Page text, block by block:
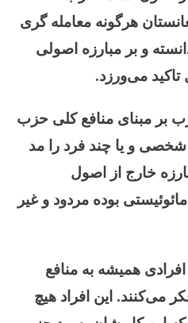
هرگونه معامله گری
و بر مبارزه اصولی
تاکید می‌ورزد.
بر مبنای منافع کلی حزب
و یا چند فرد را مد
خارج از اصول
بوده مردود و غیر
همیشه به منافع
می‌کنند. این افراد هیچ